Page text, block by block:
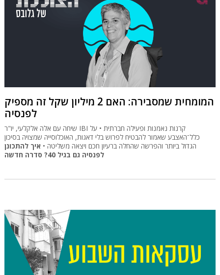
המומחית שמסבירה: האם 2 מיליון שקל זה מספיק
לפנסיה
שיחה עם אלה אלקלעי, יו"ר IBI קרנות נאמנות ופעילה חברתית • על
כלל־האצבע שאמור להבטיח לפרוש בלי דאגות, האוכלוסייה שמצויה בסיכון
הגדול ביותר והפרשה שהחלה ברעיון חכם ויצאה משליטה • איך להתכונן
לפנסיה גם בגיל 40? סדרה חדשה